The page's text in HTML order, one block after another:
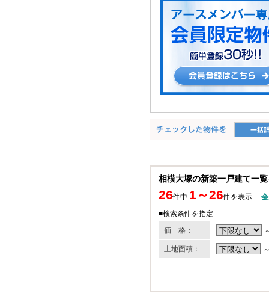
相模大塚の新築一戸建て一
26件中 1～26件を表示
■検索条件を指定
価 格：
土地面積：